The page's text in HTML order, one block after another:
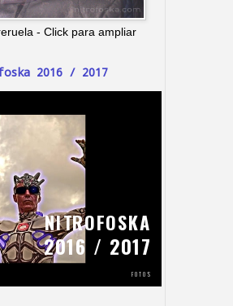
- Click para ampliar
2016 / 2017